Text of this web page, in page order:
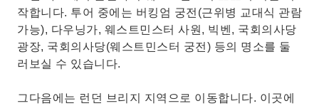
작합니다. 투어 중에는 버킹엄 궁전(근위병 교대식 관람
가능), 다우닝가, 웨스트민스터 사원, 빅벤, 국회의사당
광장, 국회의사당(웨스트민스터 궁전) 등의 명소를 둘
러보실 수 있습니다.
그다음에는 런던 브리지 지역으로 이동합니다. 이곳에